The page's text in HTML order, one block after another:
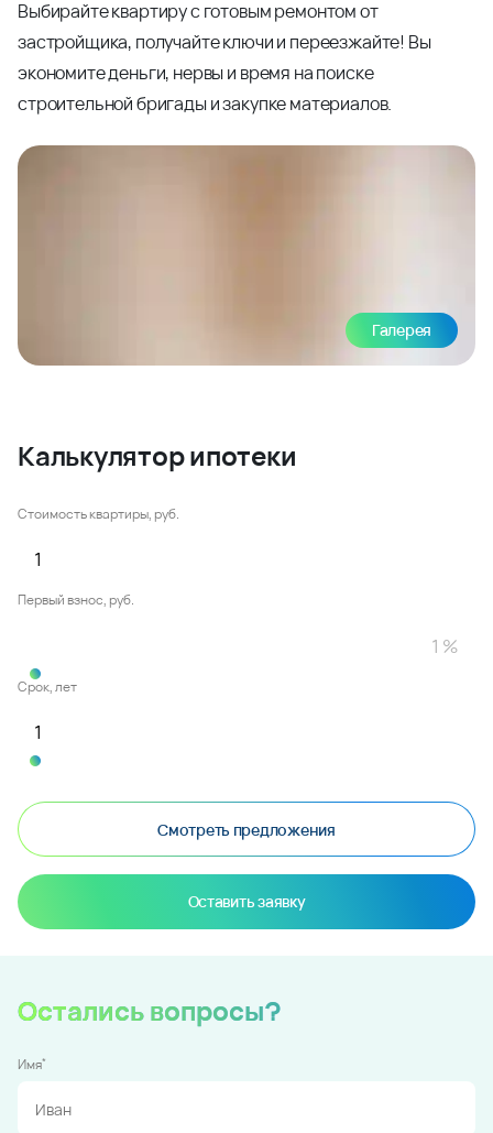
Выбирайте квартиру с готовым ремонтом от
застройщика, получайте ключи и переезжайте! Вы
экономите деньги, нервы и время на поиске
строительной бригады и закупке материалов.
Галерея
Калькулятор ипотеки
Стоимость квартиры, руб.
Первый взнос, руб.
Срок, лет
Смотреть предложения
Оставить заявку
Остались вопросы?
Имя*